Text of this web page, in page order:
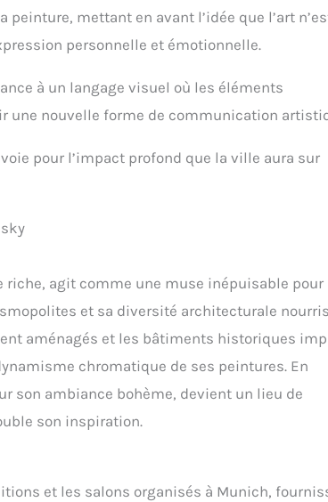
mettant en avant l’idée que l’art
personnelle et émotionnelle.
à un langage visuel où les éléments
une nouvelle forme de communication
pour l’impact profond que la ville aura sur
agit comme une muse inépuisable pour
et sa diversité architecturale
aménagés et les bâtiments historiques
chromatique de ses peintures. En
son ambiance bohème, devient un lieu de
son inspiration.
et les salons organisés à Munich,